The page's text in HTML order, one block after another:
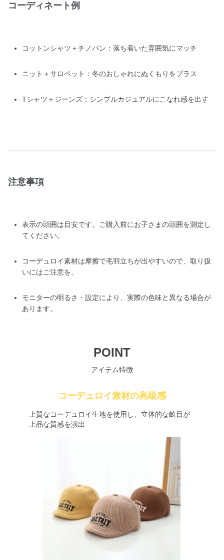
コーディネート例
コットンシャツ＋チノパン：落ち着いた雰囲気にマッチ
ニット＋サロペット：冬のおしゃれにぬくもりをプラス
Tシャツ＋ジーンズ：シンプルカジュアルにこなれ感を出す
注意事項
表示の頭囲は目安です。ご購入前にお子さまの頭囲を測定し
てください。
コーデュロイ素材は摩擦で毛羽立ちが出やすいので、取り扱
いにはご注意を。
モニターの明るさ・設定により、実際の色味と異なる場合が
あります。
POINT
アイテム特徴
コーデュロイ素材の高級感
上質なコーデュロイ生地を使用し、立体的な畝目が
上品な質感を演出